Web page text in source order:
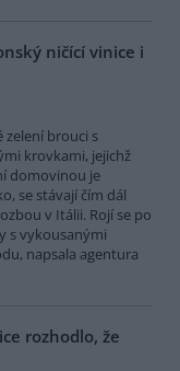
ničící vinice i
zelení brouci s
krovkami, jejichž
domovinou je
se stávají čím dál
v Itálii. Rojí se po
s vykousanými
napsala agentura
rozhodlo, že